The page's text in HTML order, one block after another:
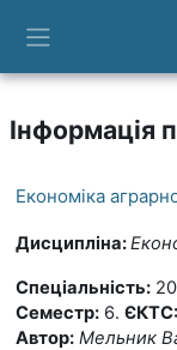
Інформація
Економіка
Дисципліна:
Спеціальність:
Семестр: 6. ЄКТС:
Автор: Мельник